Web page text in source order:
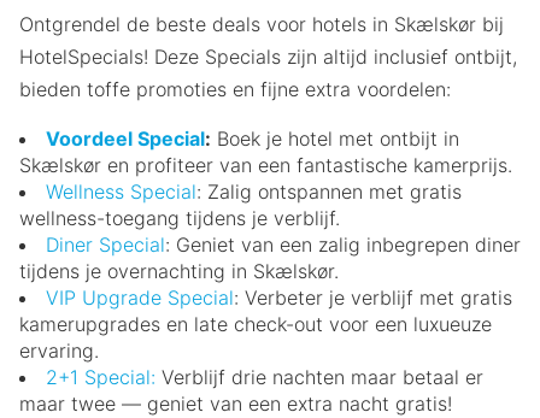
Ontgrendel de beste deals voor hotels in Skælskør bij
HotelSpecials! Deze Specials zijn altijd inclusief ontbijt,
bieden toffe promoties en fijne extra voordelen:
Voordeel Special: Boek je hotel met ontbijt in
Skælskør en profiteer van een fantastische kamerprijs.
Wellness Special: Zalig ontspannen met gratis
wellness-toegang tijdens je verblijf.
Diner Special: Geniet van een zalig inbegrepen diner
tijdens je overnachting in Skælskør.
VIP Upgrade Special: Verbeter je verblijf met gratis
kamerupgrades en late check-out voor een luxueuze
ervaring.
2+1 Special: Verblijf drie nachten maar betaal er
maar twee — geniet van een extra nacht gratis!